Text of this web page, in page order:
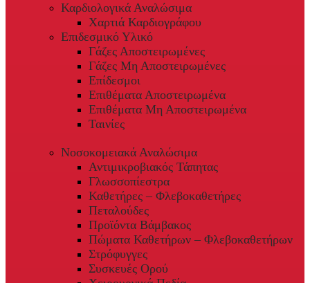
Καρδιολογικά Αναλώσιμα
Χαρτιά Καρδιογράφου
Επιδεσμικό Υλικό
Γάζες Αποστειρωμένες
Γάζες Μη Αποστειρωμένες
Επίδεσμοι
Επιθέματα Αποστειρωμένα
Επιθέματα Μη Αποστειρωμένα
Ταινίες
Νοσοκομειακά Αναλώσιμα
Αντιμικροβιακός Τάπητας
Γλωσσοπίεστρα
Καθετήρες – Φλεβοκαθετήρες
Πεταλούδες
Προϊόντα Βάμβακος
Πώματα Καθετήρων – Φλεβοκαθετήρων
Στρόφυγγες
Συσκευές Ορού